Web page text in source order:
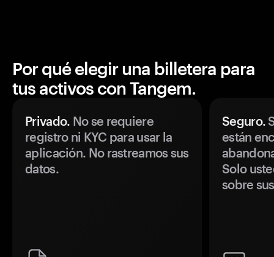
Por qué elegir una billetera para
tus activos con Tangem.
Privado. No se requiere
registro ni KYC para usar la
aplicación. No rastreamos sus
datos.
Seguro.
están
Solo
sobre